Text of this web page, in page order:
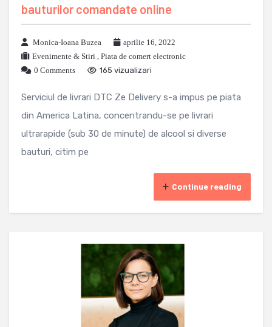
bauturilor comandate online
Monica-Ioana Buzea
aprilie 16, 2022
Evenimente & Stiri , Piata de comert electronic
0 Comments
165 vizualizari
Serviciul de livrari DTC Ze Delivery s-a impus pe piata
din America Latina, concentrandu-se pe livrari
ultrarapide (sub 30 de minute) de alcool si diverse
bauturi, citim pe
Continue reading